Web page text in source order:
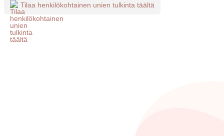
Tilaa henkilökohtainen unien tulkinta täältä